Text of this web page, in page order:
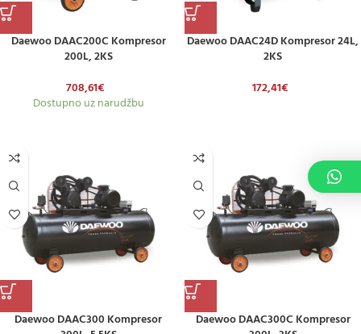
Daewoo DAAC200C Kompresor
200L, 2KS
708,61€
Dostupno uz narudžbu
Daewoo DAAC24D Kompresor 24L,
2KS
172,41€
Daewoo DAAC300 Kompresor
Daewoo DAAC300C Kompresor